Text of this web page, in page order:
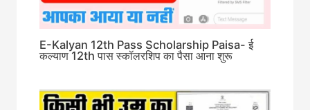
E-Kalyan 12th Pass Scholarship Paisa- ई
कल्याण 12th पास स्कॉलरशिप का पैसा आना शुरू